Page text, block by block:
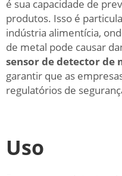
é sua capacidade de
produtos. Isso é
indústria alimentícia,
de metal pode causar
sensor de detector de
garantir que as
regulatórios de
Uso